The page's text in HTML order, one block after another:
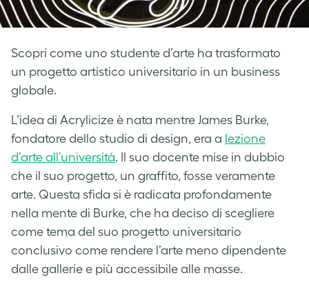
Scopri come uno studente d’arte ha trasformato
un progetto artistico universitario in un business
globale.
L’idea di Acrylicize è nata mentre James Burke,
fondatore dello studio di design, era a lezione
d’arte all’università. Il suo docente mise in dubbio
che il suo progetto, un graffito, fosse veramente
arte. Questa sfida si è radicata profondamente
nella mente di Burke, che ha deciso di scegliere
come tema del suo progetto universitario
conclusivo come rendere l’arte meno dipendente
dalle gallerie e più accessibile alle masse.